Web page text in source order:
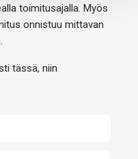
toimitusajalla. Myös
onnistuu mittavan
tässä, niin